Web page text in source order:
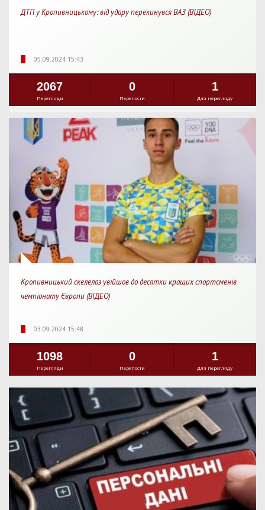
ДТП у Кропивницькому: від удару перекинувся ВАЗ (ВІДЕО)
05.09.2024 15:43
2067
Перегляди
0
Перепости
1
Для перегляду
Кропивницький скелелаз увійшов до десятки кращих спортсменів
чемпіонату Європи (ВІДЕО)
03.09.2024 15:48
1098
Перегляди
0
Перепости
1
Для перегляду